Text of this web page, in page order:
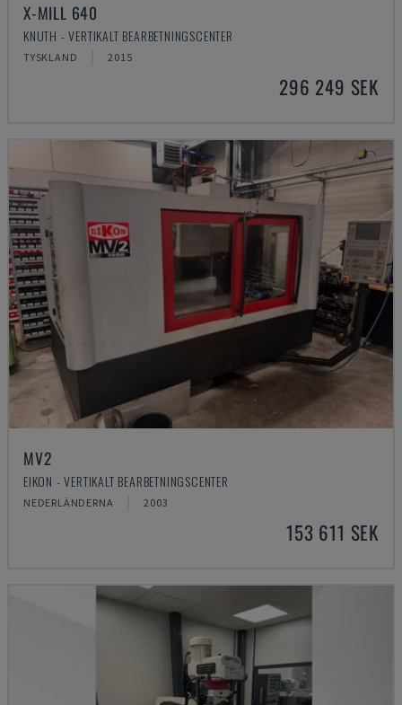
X-MILL 640
KNUTH - VERTIKALT BEARBETNINGSCENTER
TYSKLAND 2015
296 249 SEK
MV2
EIKON - VERTIKALT BEARBETNINGSCENTER
NEDERLÄNDERNA 2003
153 611 SEK